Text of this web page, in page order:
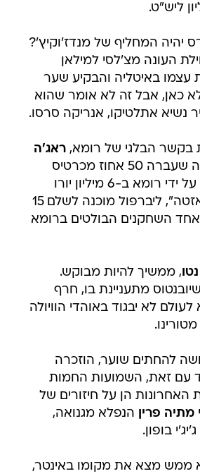
יהיה המחליף של מנדז'וקיץ'?
העונה מצ'לסי למילאן
באיטליה והבקיע שער
כאן, אבל זה לא אומר שהוא
נשיא אתלטיקו, אנריקה סרסו.
בקשר הבלגי של רומא,ראג'ה
, שרק בשנה שעברה 50 אחוז מכרטיס
השחקן שלו נרכשו על ידי רומא ב-6 מיליון יורו
מקליארי. על פי "גאזטה", ליברפול מוכנה לשלם 15
אחד השחקנים הבולטים ברומא
נטו, ממשיך להיות מבוקש.
מתעניינת בו, חרף
לא יבגוד באוהדי הוויולה
להחתים שוער, הוזכרה
עם זאת, השמועות החמות
48 השעות האחרונות הן על חיזורים של
מתיה פרין הנפלא מגנואה,
בופון.
ממש מצא את מקומו באינטר,